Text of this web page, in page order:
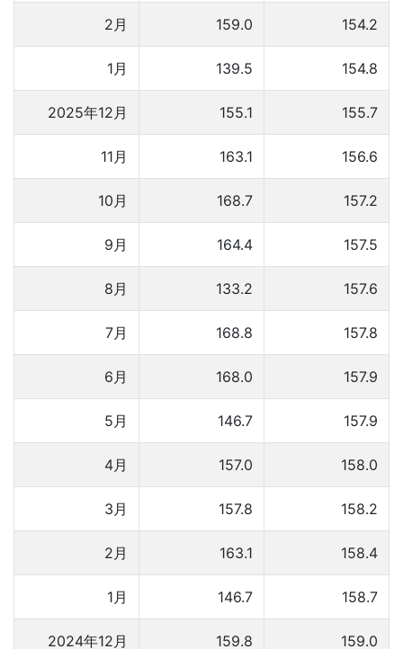
2月 159.0 154.2
1月 139.5 154.8
2025年12月 155.1 155.7
11月 163.1 156.6
10月 168.7 157.2
9月 164.4 157.5
8月 133.2 157.6
7月 168.8 157.8
6月 168.0 157.9
5月 146.7 157.9
4月 157.0 158.0
3月 157.8 158.2
2月 163.1 158.4
1月 146.7 158.7
2024年12月 159.8 159.0